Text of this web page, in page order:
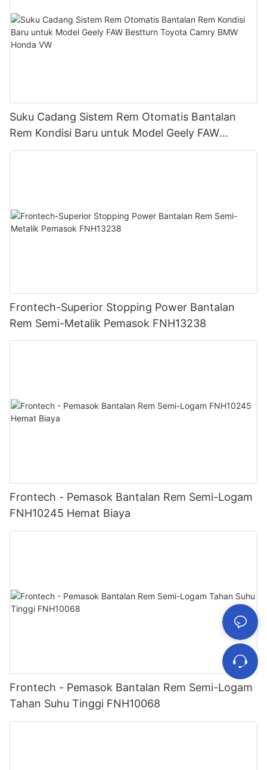
Suku Cadang Sistem Rem Otomatis Bantalan
Rem Kondisi Baru untuk Model Geely FAW
Bestturn Toyota Camry BMW Honda VW
Frontech-Superior Stopping Power Bantalan
Rem Semi-Metalik Pemasok FNH13238
Frontech - Pemasok Bantalan Rem Semi-Logam
FNH10245 Hemat Biaya
Frontech - Pemasok Bantalan Rem Semi-Logam
Tahan Suhu Tinggi FNH10068